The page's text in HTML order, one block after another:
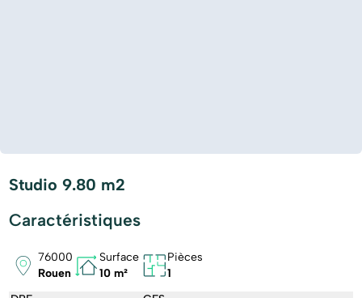
Studio 9.80 m2
Caractéristiques
76000
Rouen
Surface
10 m²
Pièces
1